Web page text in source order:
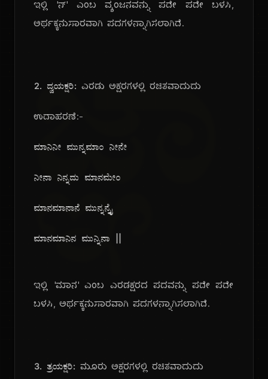
ಜ್ಞಾ
ಇಲ್ಲಿ 'ನ್' ಎಂಬ ವ್ಯಂಜನವನ್ನು ಪದೇ ಪದೇ ಬಳಸಿ,
ಅರ್ಥಕ್ಕನುಸಾರವಾಗಿ ಪದಗಳನ್ನಾಗಿಸಲಾಗಿದೆ.
2. ದ್ವಯಕ್ಷರಿ:ಎರಡು ಅಕ್ಷರಗಳಲ್ಲಿ ರಚಿತವಾದುದು
ಉದಾಹರಣೆ:-
ಮಾನಿನೀ ಮುನ್ನಮಾಂ ನೀನೇ
ನೀನಾ ನಿನ್ನದು ಮಾನಮೇಂ
ಮಾನಮಾನಾನೆ ಮುನ್ನನ್ನೈ
ಮಾನಮಾನಿನ ಮುನ್ನಿನಾ ||
ಇಲ್ಲಿ 'ಮಾನ' ಎಂಬ ಎರಡಕ್ಷರದ ಪದವನ್ನು ಪದೇ ಪದೇ
ಬಳಸಿ, ಅರ್ಥಕ್ಕನುಸಾರವಾಗಿ ಪದಗಳನ್ನಾಗಿಸಲಾಗಿದೆ.
3. ತ್ರಯಕ್ಷರಿ:ಮೂರು ಅಕ್ಷರಗಳಲ್ಲಿ ರಚಿತವಾದುದು